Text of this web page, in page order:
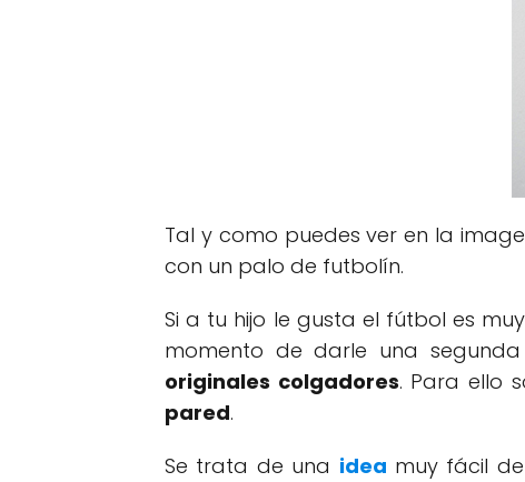
Tal y como puedes ver en la
con un palo de futbolín.
Si a tu hijo le gusta el fútbol es
momento de darle una
originales colgadores. Para ello
pared.
Se trata de una idea muy fácil